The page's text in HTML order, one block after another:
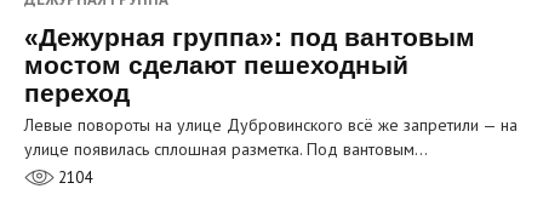
«Дежурная группа»: под вантовым
мостом сделают пешеходный
переход
Левые повороты на улице Дубровинского всё же запретили — на
улице появилась сплошная разметка. Под вантовым…
2104